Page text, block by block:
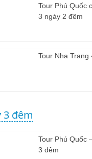
Tour Phú Quốc
3 ngày 2 đêm
Tour Nha Trang
3 đêm
Tour Phú Quốc
3 đêm